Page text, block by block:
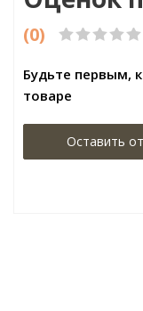
(0)
Будьте первым,
товаре
Оставить